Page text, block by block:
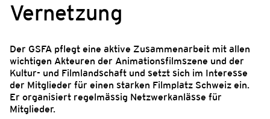
Vernetzung
Der GSFA pflegt eine aktive Zusammenarbeit mit allen
wichtigen Akteuren der Animationsfilmszene und der
Kultur- und Filmlandschaft und setzt sich im Interesse
der Mitglieder für einen starken Filmplatz Schweiz ein.
Er organisiert regelmässig Netzwerkanlässe für
Mitglieder.